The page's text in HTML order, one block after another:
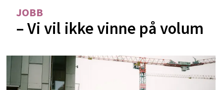
JOBB
– Vi vil ikke vinne på volum